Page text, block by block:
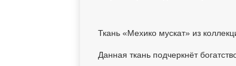
Ткань «Мехико мускат» из
Данная ткань подчеркнёт